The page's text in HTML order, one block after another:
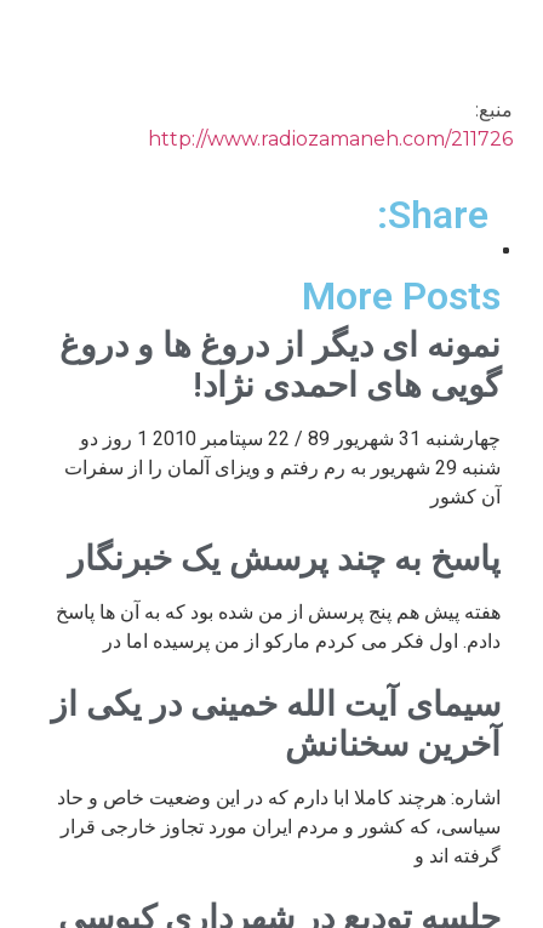
منبع:
http://www.radiozamaneh.com/211726
Share:
More Posts
نمونه ای دیگر از دروغ ها و دروغ
گویی های احمدی نژاد!
چهارشنبه 31 شهریور 89 / 22 سپتامبر 2010 1 روز دو
شنبه 29 شهریور به رم رفتم و ویزای آلمان را از سفرات
آن کشور
پاسخ به چند پرسش یک خبرنگار
هفته پیش هم پنج پرسش از من شده بود که به آن ها پاسخ
دادم. اول فکر می کردم مارکو از من پرسیده اما در
سیمای آیت الله خمینی در یکی از
آخرین سخنانش
اشاره: هرچند کاملا ابا دارم که در این وضعیت خاص و حاد
سیاسی، که کشور و مردم ایران مورد تجاوز خارجی قرار
گرفته اند و
جلسه تودیع در شهرداری کیوسی